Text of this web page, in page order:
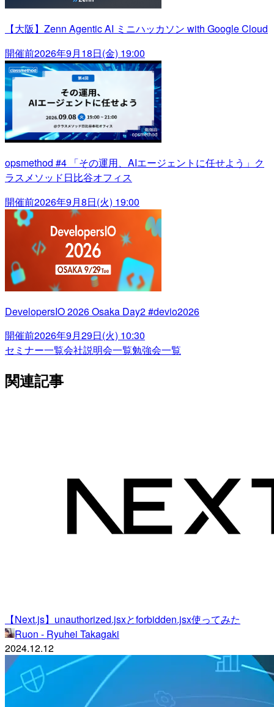
【大阪】Zenn Agentic AI ミニハッカソン with Google Cloud
開催前2026年9月18日(金) 19:00
opsmethod #4 「その運用、AIエージェントに任せよう」ク
ラスメソッド日比谷オフィス
開催前2026年9月8日(火) 19:00
DevelopersIO 2026 Osaka Day2 #devio2026
開催前2026年9月29日(火) 10:30
セミナー一覧会社説明会一覧勉強会一覧
関連記事
【Next.js】unauthorized.jsxとforbidden.jsx使ってみた
Ruon - Ryuhei Takagaki
2024.12.12